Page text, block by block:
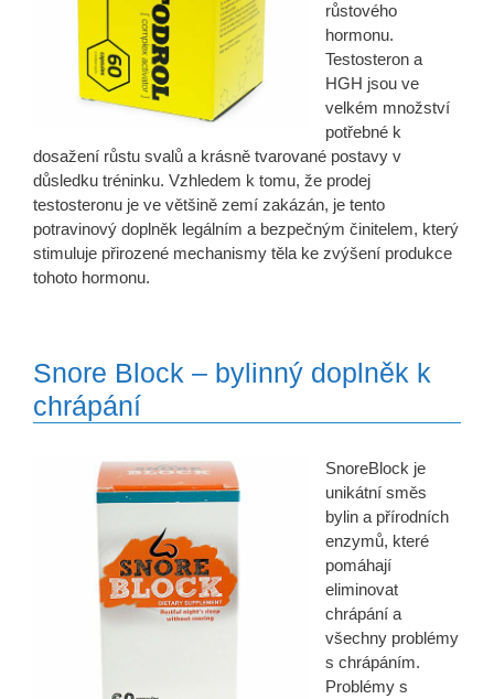
růstového
hormonu.
Testosteron a
HGH jsou ve
velkém množství
potřebné k
dosažení růstu svalů a krásně tvarované postavy v
důsledku tréninku. Vzhledem k tomu, že prodej
testosteronu je ve většině zemí zakázán, je tento
potravinový doplněk legálním a bezpečným činitelem, který
stimuluje přirozené mechanismy těla ke zvýšení produkce
tohoto hormonu.
Snore Block – bylinný doplněk k
chrápání
SnoreBlock je
unikátní směs
bylin a přírodních
enzymů, které
pomáhají
eliminovat
chrápání a
všechny problémy
s chrápáním.
Problémy s